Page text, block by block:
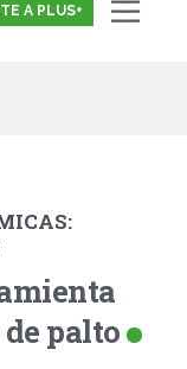
A PLUS+
palto